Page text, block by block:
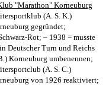
"Marathon" Korneuburg
(A. S. K.)
gegründet;
Rot; – 1938 = musste
Deutscher Turn und Reichs
Korneuburg umbenennen;
(A. S. C.)
von 1926 reaktiviert;